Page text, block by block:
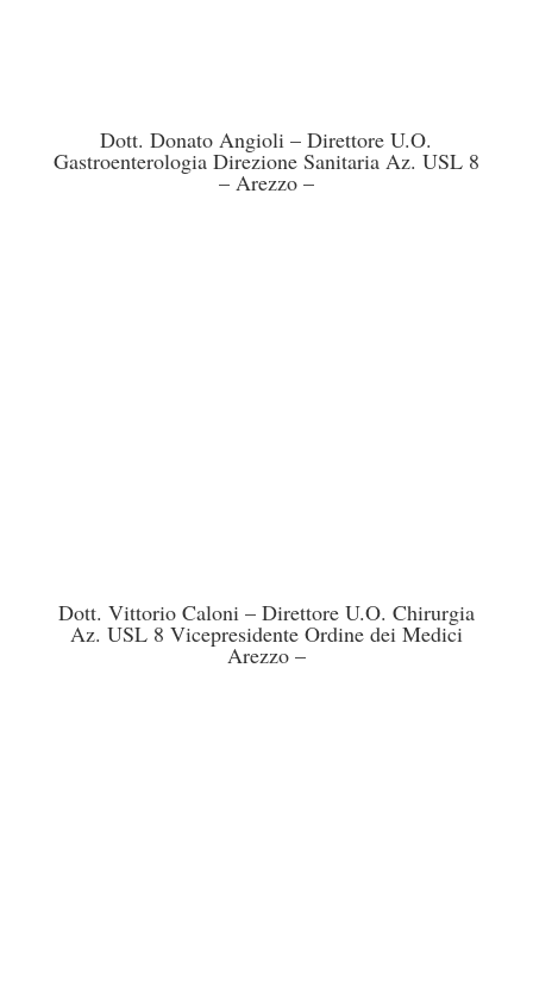
Dott. Donato Angioli – Direttore U.O.
Gastroenterologia Direzione Sanitaria Az. USL 8
– Arezzo –
Dott. Vittorio Caloni – Direttore U.O. Chirurgia
Az. USL 8 Vicepresidente Ordine dei Medici
Arezzo –